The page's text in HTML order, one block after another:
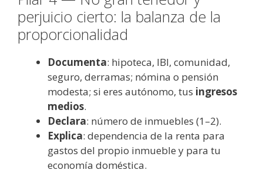
perjuicio cierto: la balanza de la
proporcionalidad
Documenta: hipoteca, IBI, comunidad,
seguro, derramas; nómina o pensión
modesta; si eres autónomo, tus ingresos
medios.
Declara: número de inmuebles (1–2).
Explica: dependencia de la renta para
gastos del propio inmueble y para tu
economía doméstica.